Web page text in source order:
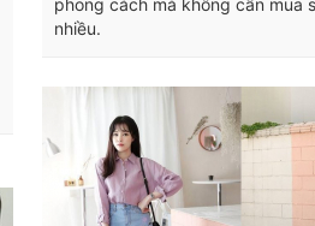
phong cách mà không cần mua
nhiều.